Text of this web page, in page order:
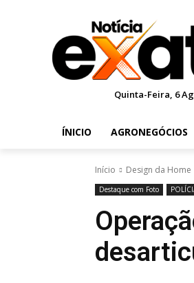
Quinta-Feira, 6
ÍNICIO AGRONEGÓCIOS
Início Design da Home
Destaque com Foto